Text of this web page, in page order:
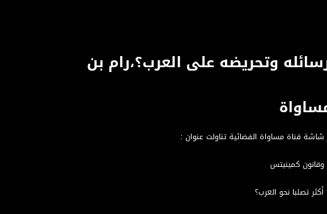
وتحريضه على العرب؟،رام بن
وقانون كمينيتس
تصلبا نحو العرب؟